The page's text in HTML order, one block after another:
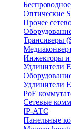
Оптические
Прочее
Трансиверы
Инжекторы и
Удлинители
Удлинители
PoE
Сетевые
IP-АТС
Панельные